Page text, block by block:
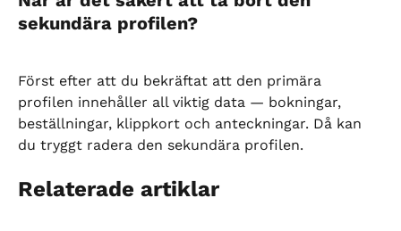
sekundära profilen?
Först efter att du bekräftat att den primära
profilen innehåller all viktig data — bokningar,
beställningar, klippkort och anteckningar. Då kan
du tryggt radera den sekundära profilen.
Relaterade artiklar